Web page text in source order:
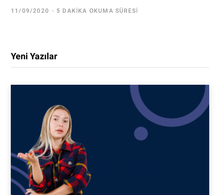
11/09/2020 5 DAKIKA OKUMA SÜRESI
Yeni Yazılar